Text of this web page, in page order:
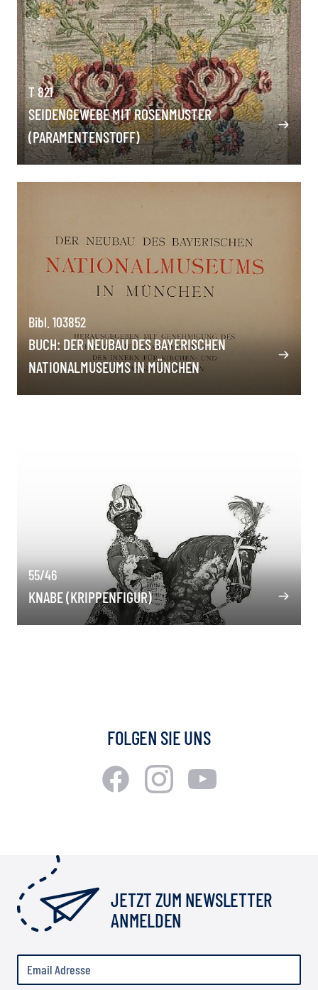
T 821
SEIDENGEWEBE MIT ROSENMUSTER
(PARAMENTENSTOFF)
Bibl. 103852
BUCH: DER NEUBAU DES BAYERISCHEN
NATIONALMUSEUMS IN MÜNCHEN
55/46
KNABE (KRIPPENFIGUR)
FOLGEN SIE UNS
JETZT ZUM NEWSLETTER
ANMELDEN